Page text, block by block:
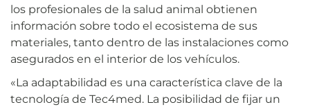
los profesionales de la salud animal obtienen
información sobre todo el ecosistema de sus
materiales, tanto dentro de las instalaciones como
asegurados en el interior de los vehículos.
«La adaptabilidad es una característica clave de la
tecnología de Tec4med. La posibilidad de fijar un